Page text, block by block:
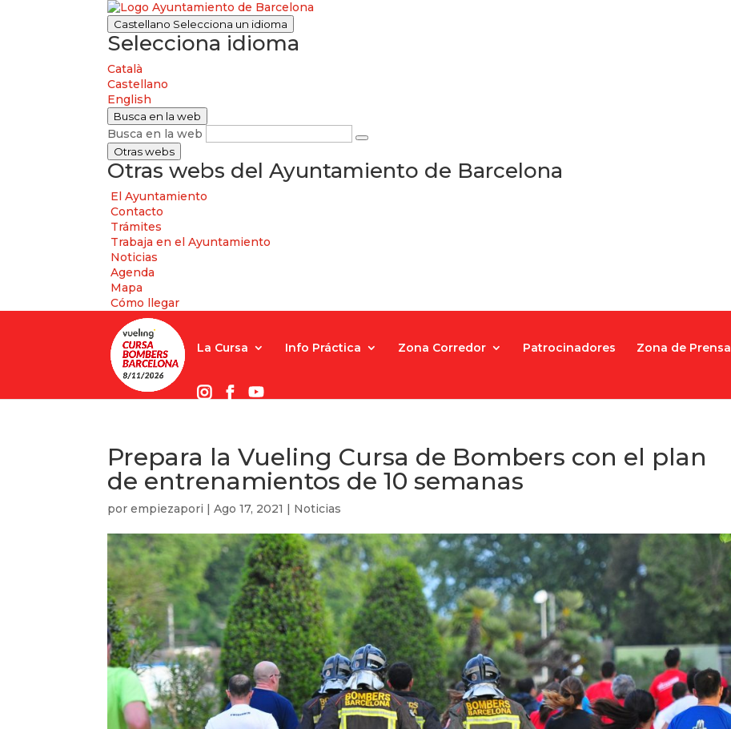
Castellano Selecciona un idioma
Selecciona idioma
Català
Castellano
English
Busca en la web
Busca en la web
Otras webs
Otras webs del Ayuntamiento de Barcelona
El Ayuntamiento
Contacto
Trámites
Trabaja en el Ayuntamiento
Noticias
Agenda
Mapa
Cómo llegar
La Cursa Info Práctica Zona Corredor Patrocinadores Zona de Prensa
Prepara la Vueling Cursa de Bombers con el plan
de entrenamientos de 10 semanas
porempiezapori |Ago 17, 2021 | Noticias